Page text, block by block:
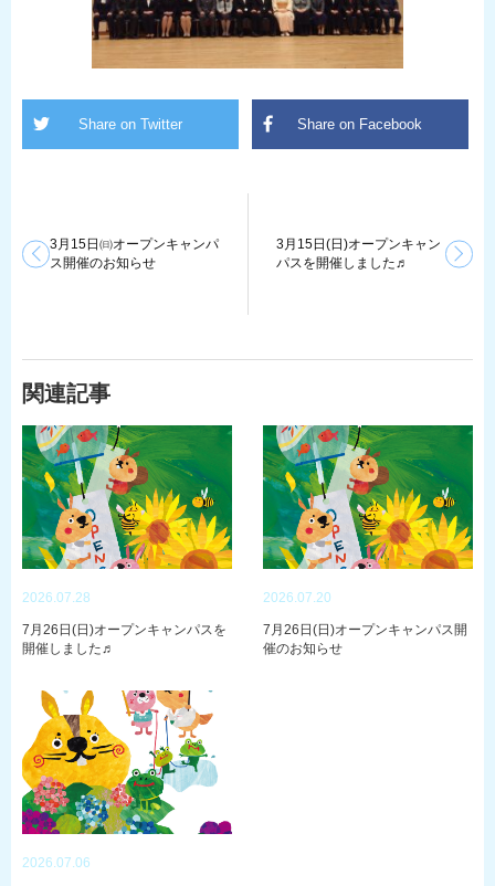
関連記事
2026.07.28
7月26日(日)オープンキャンパスを
開催しました♬
2026.07.20
7月26日(日)オープンキャンパス開
催のお知らせ
2026.07.06
3月15日㈰オープンキャンパ
ス開催のお知らせ
3月15日(日)オープンキャン
パスを開催しました♬